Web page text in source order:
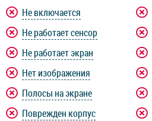
Не включается
Не работает сенсор
Не работает экран
Нет изображения
Полосы на экране
Поврежден корпус